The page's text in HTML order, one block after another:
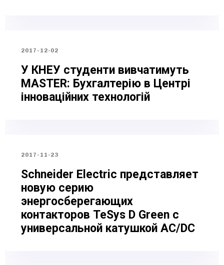
2017-12-02
У КНЕУ студенти вивчатимуть
MASTER: Бухгалтерію в Центрі
інноваційних технологій
2017-11-23
Schneider Electric представляет
новую серию
энергосберегающих
контакторов TeSys D Green с
универсальной катушкой AC/DC